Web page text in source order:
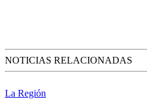
NOTICIAS RELACIONADAS
La Región